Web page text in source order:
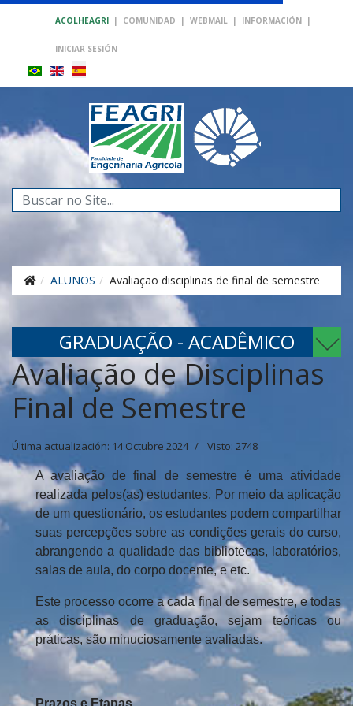
ACOLHEAGRI | COMUNIDAD | WEBMAIL | INFORMACIÓN |
INICIAR SESIÓN
Buscar...
ALUNOS Avaliação disciplinas de final de semestre
GRADUAÇÃO - ACADÊMICO
Avaliação de Disciplinas
Final de Semestre
Última actualización: 14 Octubre 2024 Visto: 2748
A avaliação de final de semestre é uma atividade
realizada pelos(as) estudantes. Por meio da aplicação
de um questionário, os estudantes podem compartilhar
suas percepções sobre as condições gerais do curso,
abrangendo a qualidade das bibliotecas, laboratórios,
salas de aula, do corpo docente, e etc.
Este processo ocorre a cada final de semestre, e todas
as disciplinas de graduação, sejam teóricas ou
práticas, são minuciosamente avaliadas.
Prazos e Etapas